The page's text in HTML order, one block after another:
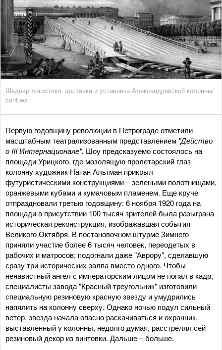
Шедевр логистики: доставка и установка Александровской колонны/
cont.ws
Первую годовщину революции в Петрограде отметили
масштабным театрализованным представлением "Действо
оIIIИнтернационале". Шоу предсказуемо состоялось на
площади Урицкого, где мозолящую пролетарский глаз
колонну художник Натан Альтман прикрыл
футуристическими конструкциями – зелеными полотнищами,
оранжевыми кубами и кумачовым пламенем. Еще круче
отпраздновали третью годовщину: 6 ноября 1920 года на
площади в присутствии 100 тысяч зрителей была разыграна
историческая реконструкция, изображавшая события
Великого Октября. В постановочном штурме Зимнего
приняли участие более 6 тысяч человек, переодетых в
рабочих и матросов; подогнали даже "Аврору", сделавшую
сразу три исторических залпа вместо одного. Чтобы
ненавистный ангел с императорским лицом не попал в кадр,
специалисты завода "Красный треугольник" изготовили
специальную резиновую красную звезду и умудрились
напялить на колонну сверху. Однако ночью подул сильный
ветер, звезда начала опасно раскачиваться и охранник,
выставленный у колонны, недолго думая, расстрелял сей
резиновый декор из винтовки. Дальше – больше.